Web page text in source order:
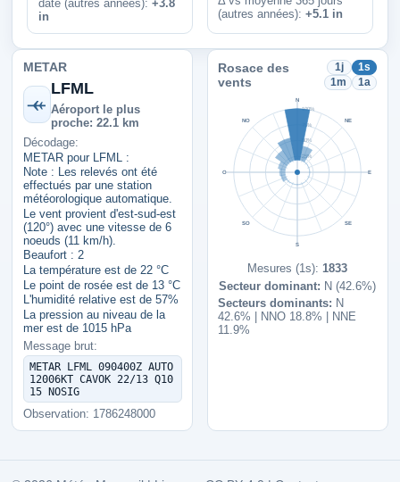
date (autres années): +3.8
in
(autres années):+5.1 in
METAR
LFML
Aéroport le plus
proche: 22.1 km
Décodage:
METAR pour LFML :
Note : Les relevés ont été
effectués par une station
météorologique automatique.
Le vent provient d'est-sud-est
(120°) avec une vitesse de 6
noeuds (11 km/h).
Beaufort : 2
La température est de 22 °C
Le point de rosée est de 13 °C
L'humidité relative est de 57%
La pression au niveau de la
mer est de 1015 hPa
Message brut:
METAR LFML 090400Z AUTO
12006KT CAVOK 22/13 Q10
15 NOSIG
Observation: 1786248000
Rosace des
vents
1j
1s
1m
1a
100%
75%
50%
25%
N
NE
E
SE
S
SO
O
NO
Mesures (1s): 1833
Secteur dominant: N (42.6%)
Secteurs dominants: N
42.6% | NNO 18.8% | NNE
11.9%